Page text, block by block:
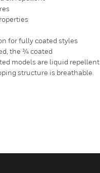
for fully coated styles
the ¾ coated
models are liquid repellent.
structure is breathable.